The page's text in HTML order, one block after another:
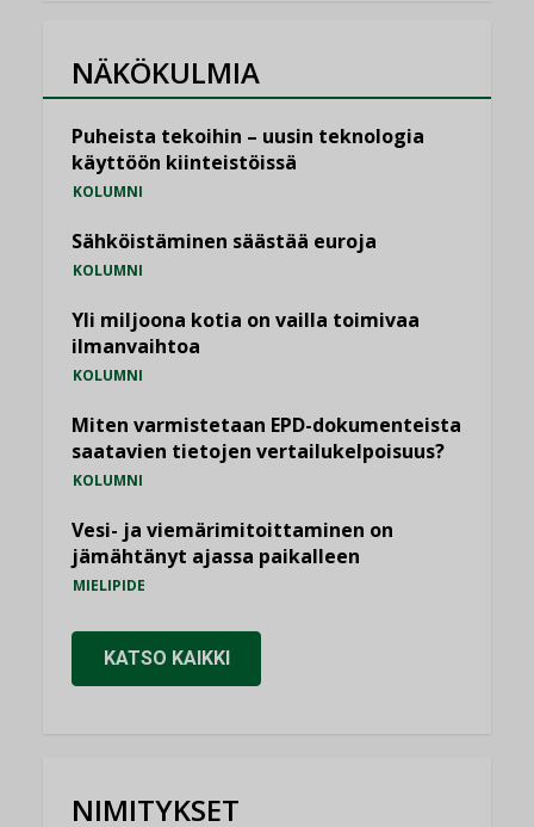
NÄKÖKULMIA
Puheista tekoihin – uusin teknologia
käyttöön kiinteistöissä
KOLUMNI
Sähköistäminen säästää euroja
KOLUMNI
Yli miljoona kotia on vailla toimivaa
ilmanvaihtoa
KOLUMNI
Miten varmistetaan EPD-dokumenteista
saatavien tietojen vertailukelpoisuus?
KOLUMNI
Vesi- ja viemärimitoittaminen on
jämähtänyt ajassa paikalleen
MIELIPIDE
KATSO KAIKKI
NIMITYKSET